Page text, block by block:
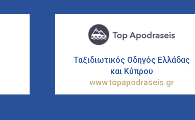
Ταξιδιωτικός Οδηγός Ελλάδας
και Κύπρου
www.topapodraseis.gr